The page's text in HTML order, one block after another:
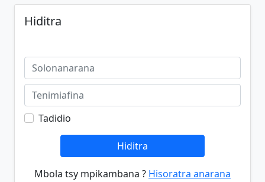
Hiditra
Tadidio
Hiditra
Mbola tsy mpikambana ? Hisoratra anarana